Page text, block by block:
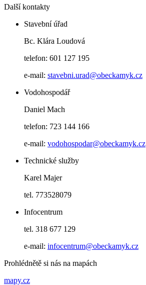
Další kontakty
Stavební úřad
Bc. Klára Loudová
telefon: 601 127 195
e-mail: stavebni.urad@obeckamyk.cz
Vodohospodář
Daniel Mach
telefon: 723 144 166
e-mail: vodohospodar@obeckamyk.cz
Technické služby
Karel Majer
tel. 773528079
Infocentrum
tel. 318 677 129
e-mail: infocentrum@obeckamyk.cz
Prohlédnětě si nás na mapách
mapy.cz